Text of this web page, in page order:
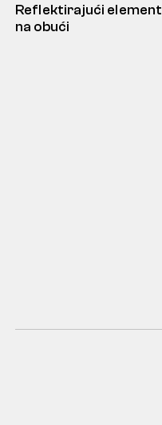
Reflektirajući element
na obući